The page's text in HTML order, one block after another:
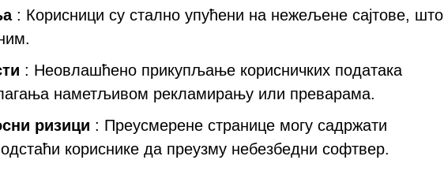
: Корисници су стално упућени на нежељене сајтове, што
: Неовлашћено прикупљање корисничких података
наметљивом рекламирању или преварама.
ризици : Преусмерене странице могу садржати
кориснике да преузму небезбедни софтвер.